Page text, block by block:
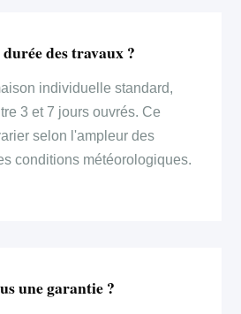
des travaux ?
individuelle standard,
3 et 7 jours ouvrés. Ce
selon l'ampleur des
conditions météorologiques.
une garantie ?